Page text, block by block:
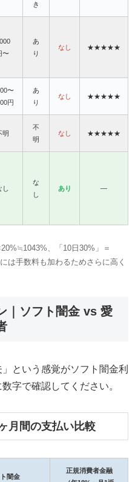
き
〜
あ
り
なし ★★★★★
〜
円
あ
り
なし ★★★★★
明
不
明
なし ★★★★★
し
な
し
あり —
、「10日30%」＝
は手数料も加わるためさらに高く
｜ソフト闇金 vs 愛
という感覚がソフト闇金利
字で確認してください。
月間の支払い比較
闇金
正規消費者金融